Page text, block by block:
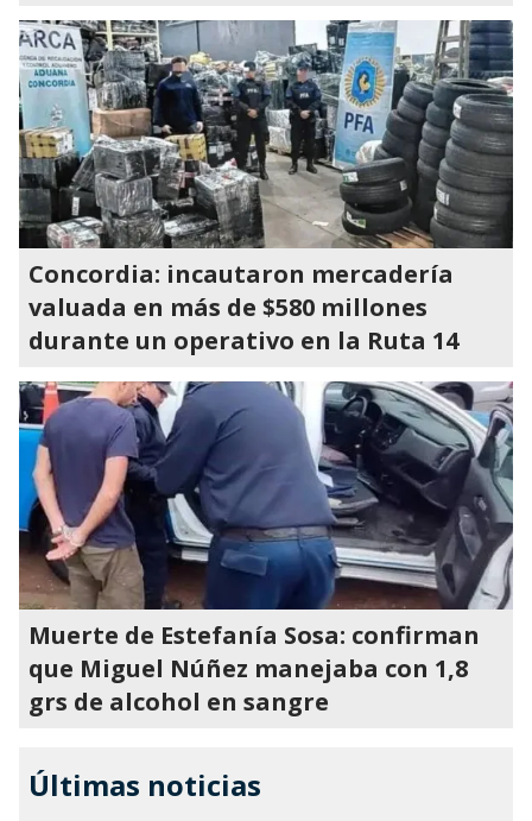
Concordia: incautaron mercadería
valuada en más de $580 millones
durante un operativo en la Ruta 14
Muerte de Estefanía Sosa: confirman
que Miguel Núñez manejaba con 1,8
grs de alcohol en sangre
Últimas noticias